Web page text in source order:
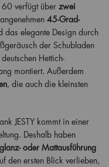
60 verfügt über zwei
45-Grad-
das elegante Design durch
der Schubladen
Hettich-
montiert. Außerdem
, die auch die kleinsten
JESTY kommt in einer
Deshalb haben
oder Mattausführung
den ersten Blick verlieben,